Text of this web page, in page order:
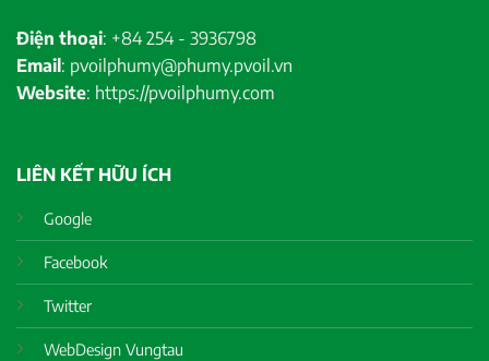
Điện thoại: +84 254 - 3936798
Email: pvoilphumy@phumy.pvoil.vn
Website: https://pvoilphumy.com
LIÊN KẾT HỮU ÍCH
Google
Facebook
Twitter
WebDesign Vungtau